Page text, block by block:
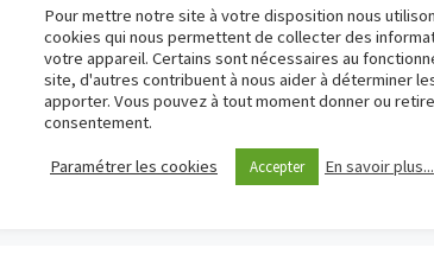
obligatoires sont indiqués avec
Pour mettre notre site à votre disposition nous
cookies qui nous permettent de collecter des
votre appareil. Certains sont nécessaires au
site, d'autres contribuent à nous aider à déterminer
apporter. Vous pouvez à tout moment donner ou
consentement.
Paramétrer les cookies Accepter En savoir plus...